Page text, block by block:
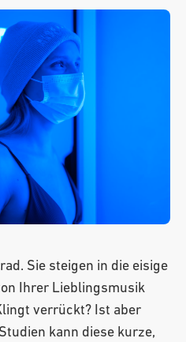
Sie steigen in die eisige
Ihrer Lieblingsmusik
verrückt? Ist aber
kann diese kurze,